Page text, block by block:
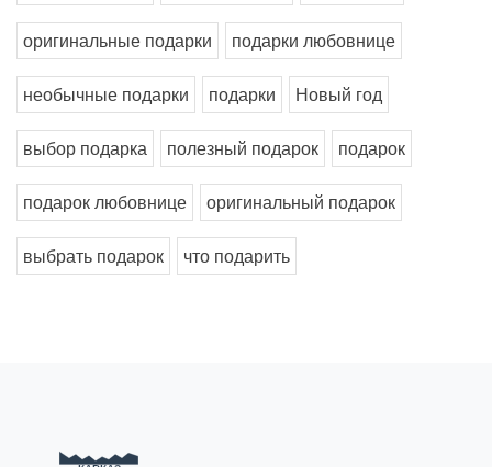
оригинальные подарки подарки любовнице
необычные подарки подарки Новый год
выбор подарка полезный подарок подарок
подарок любовнице оригинальный подарок
выбрать подарок что подарить